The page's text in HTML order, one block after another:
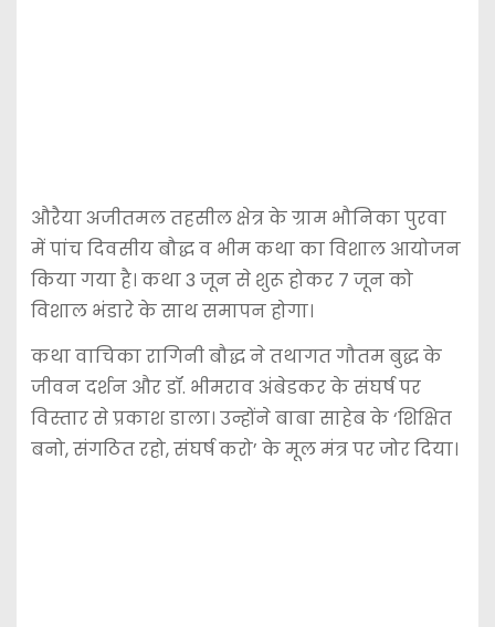
औरैया अजीतमल तहसील क्षेत्र के ग्राम भौनिका पुरवा
में पांच दिवसीय बौद्ध व भीम कथा का विशाल आयोजन
किया गया है। कथा 3 जून से शुरू होकर 7 जून को
विशाल भंडारे के साथ समापन होगा।
कथा वाचिका रागिनी बौद्ध ने तथागत गौतम बुद्ध के
जीवन दर्शन और डॉ. भीमराव अंबेडकर के संघर्ष पर
विस्तार से प्रकाश डाला। उन्होंने बाबा साहेब के ‘शिक्षित
बनो, संगठित रहो, संघर्ष करो’ के मूल मंत्र पर जोर दिया।